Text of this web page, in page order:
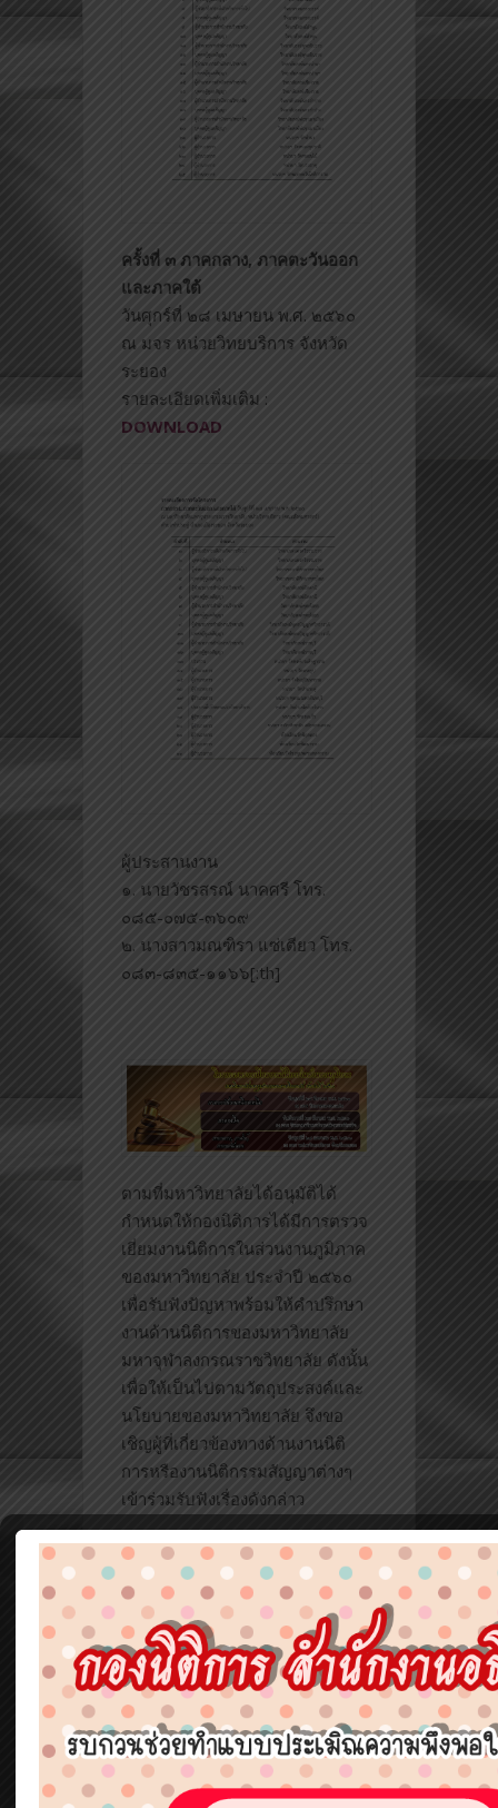
ครั้งที่ ๓ ภาคกลาง, ภาคตะวันออก
และภาคใต้
วันศุกร์ที่ ๒๘ เมษายน พ.ศ. ๒๕๖๐
ณ มจร หน่วยวิทยบริการ จังหวัด
ระยอง
รายละเอียดเพิ่มเติม :
DOWNLOAD
ผู้ประสานงาน
๑. นายวัชรสรณ์ นาคศรี โทร.
๐๘๕-๐๗๕-๓๖๐๙
๒. นางสาวมณฑิรา แซ่เตียว โทร.
๐๘๓-๘๓๕-๑๑๖๖[:th]
ตามที่มหาวิทยาลัยได้อนุมัติได้
กำหนดให้กองนิติการได้มีการตรวจ
เยี่ยมงานนิติการในส่วนงานภูมิภาค
ของมหาวิทยาลัย ประจำปี ๒๕๖๐
เพื่อรับฟังปัญหาพร้อมให้คำปรึกษา
งานด้านนิติการของมหาวิทยาลัย
มหาจุฬาลงกรณราชวิทยาลัย ดังนั้น
เพื่อให้เป็นไปตามวัตถุประสงค์และ
นโยบายของมหาวิทยาลัย จึงขอ
เชิญผู้ที่เกี่ยวข้องทางด้านงานนิติ
การหรืองานนิติกรรมสัญญาต่างๆ
เข้าร่วมรับฟังเรื่องดังกล่าว
ชื่อโครงการ : โครงการตรวจเยี่ยม
งานนิติการในส่วนงานภูมิภาคของ
มหาวิท ยาลัยมหาจุฬาลงกรณราชวิ
ทยาลัย ประจำปี ๒๕๖๐
หน่วยงานที่รับผิดชอบ : กองนิติการ
สำนักงานอธิการบดี
วัตถุประสงค์ :
๑. เพื่อให้การปฏิบัติงานด้านกฎ